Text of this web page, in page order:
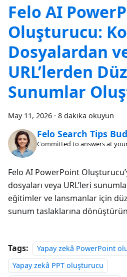
Felo AI
Oluşturucu:
Dosyalardan
URL’lerden
Sunumlar
May 11, 2026 · 8 dakika okuyun
Felo Search Tips
Committed to answers at
Felo AI PowerPoint
dosyaları veya URL’leri
eğitimler ve lansmanlar için
sunum taslaklarına
Tags:
Yapay zekâ PowerPoint
Yapay zekâ PPT oluşturucu